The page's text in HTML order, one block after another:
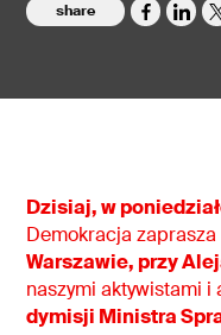
share
Dzisiaj,w
Demokracja zaprasza
Warszawie, przy
naszymi aktywistami i
dymisji Ministra